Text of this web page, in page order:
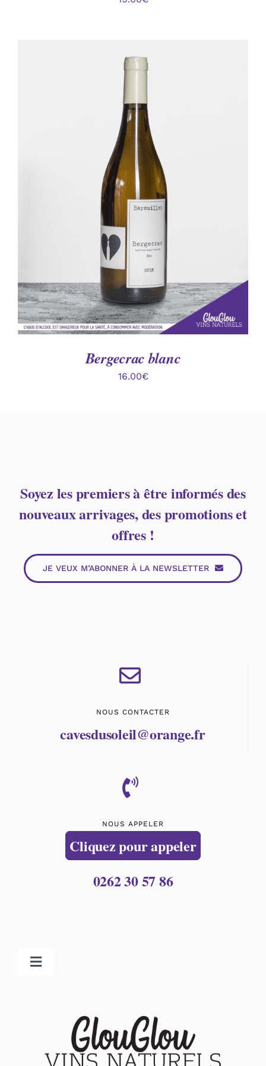
AJOUTER AU PANIER
Bergecrac blanc
16.00€
Soyez les premiers à être informés des
nouveaux arrivages, des promotions et
offres !
JE VEUX M’ABONNER À LA NEWSLETTER
NOUS CONTACTER
cavesdusoleil@orange.fr
NOUS APPELER
Cliquez pour appeler
0262 30 57 86
Toggle
Nos vins